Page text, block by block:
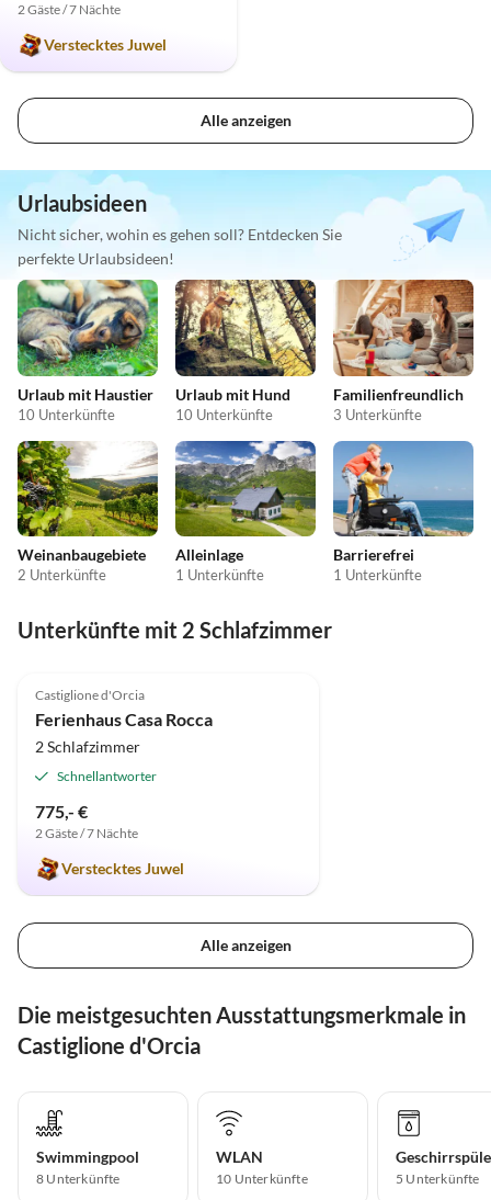
2 Gäste / 7 Nächte
Verstecktes Juwel
Alle anzeigen
Urlaubsideen
Nicht sicher, wohin es gehen soll? Entdecken Sie
perfekte Urlaubsideen!
Urlaub mit Haustier
10 Unterkünfte
Urlaub mit Hund
10 Unterkünfte
Familienfreundlich
3 Unterkünfte
Weinanbaugebiete
2 Unterkünfte
Alleinlage
1 Unterkünfte
Barrierefrei
1 Unterkünfte
Unterkünfte mit 2 Schlafzimmer
Castiglione d'Orcia
Ferienhaus Casa Rocca
2 Schlafzimmer
Schnellantworter
775,- €
2 Gäste / 7 Nächte
Verstecktes Juwel
Alle anzeigen
Die meistgesuchten Ausstattungsmerkmale in
Castiglione d'Orcia
Swimmingpool
8 Unterkünfte
WLAN
10 Unterkünfte 5 Unterkünfte